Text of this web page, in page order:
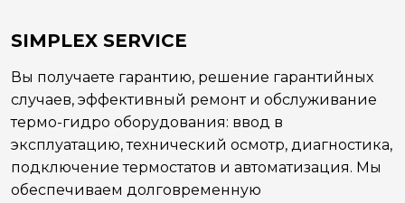
SIMPLEX SERVICE
Вы получаете гарантию, решение гарантийных
случаев, эффективный ремонт и обслуживание
термо-гидро оборудования: ввод в
эксплуатацию, технический осмотр, диагностика,
подключение термостатов и автоматизация. Мы
обеспечиваем долговременную